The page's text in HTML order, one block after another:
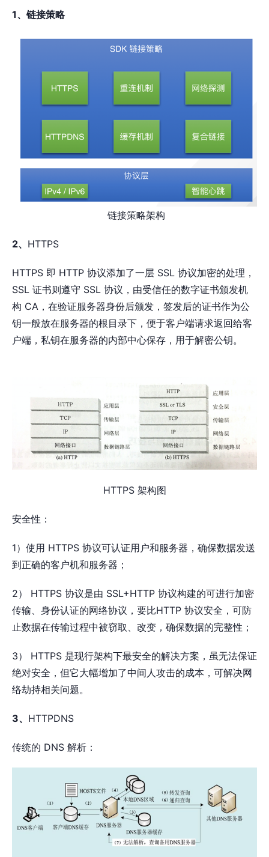
1、链接策略
链接策略架构
2、 HTTPS
HTTPS 即 HTTP 协议添加了一层 SSL 协议加密的处理，
SSL 证书则遵守 SSL 协议，由受信任的数字证书颁发机
构 CA，在验证服务器身份后颁发，签发后的证书作为公
钥一般放在服务器的根目录下，便于客户端请求返回给客
户端，私钥在服务器的内部中心保存，用于解密公钥。
HTTPS 架构图
安全性：
1）使用 HTTPS 协议可认证用户和服务器，确保数据发送
到正确的客户机和服务器；
2） HTTPS 协议是由 SSL+HTTP 协议构建的可进行加密
传输、身份认证的网络协议，要比HTTP 协议安全，可防
止数据在传输过程中被窃取、改变，确保数据的完整性；
3） HTTPS 是现行架构下最安全的解决方案，虽无法保证
绝对安全，但它大幅增加了中间人攻击的成本，可解决网
络劫持相关问题。
3、 HTTPDNS
传统的 DNS 解析：